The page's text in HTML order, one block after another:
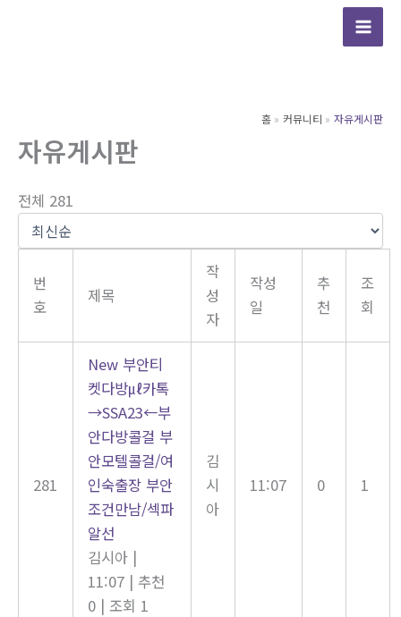
홈 커뮤니티 자유게시판
자유게시판
전체 281
번
호
제목
작
성
자
작성
일
추
천
조
회
281
New 부안티
켓다방㎕카톡
→SSA23←부
안다방콜걸 부
안모텔콜걸/여
인숙출장 부안
조건만남/섹파
알선
김시아 |
11:07 | 추천
0 | 조회 1
김
시
아
11:07 0 1